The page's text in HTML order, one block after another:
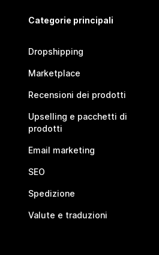
Categorie principali
Dropshipping
Marketplace
Recensioni dei prodotti
Upselling e pacchetti di
prodotti
Email marketing
SEO
Spedizione
Valute e traduzioni